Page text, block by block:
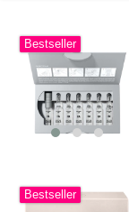
Bestseller
Bestseller